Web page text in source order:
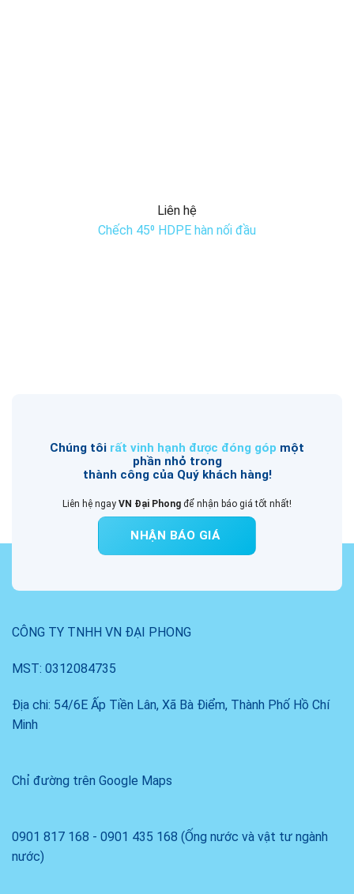
Liên hệ
Chếch 45⁰ HDPE hàn nối đầu
Chúng tôi rất vinh hạnh được đóng góp một
phần nhỏ trong
thành công của Quý khách hàng!
Liên hệ ngay VN Đại Phong để nhận báo giá tốt nhất!
NHẬN BÁO GIÁ
CÔNG TY TNHH VN ĐẠI PHONG
MST: 0312084735
Địa chi: 54/6E Ấp Tiền Lân, Xã Bà Điểm, Thành Phố Hồ Chí
Minh
Chỉ đường trên Google Maps
0901 817 168 - 0901 435 168 (Ống nước và vật tư ngành
nước)